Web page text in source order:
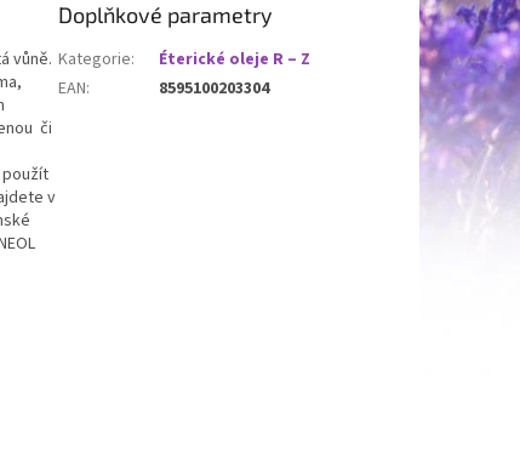
vůně.
či
použít
v
Doplňkové parametry
Kategorie:
Éterické oleje R – Z
EAN: 8595100203304